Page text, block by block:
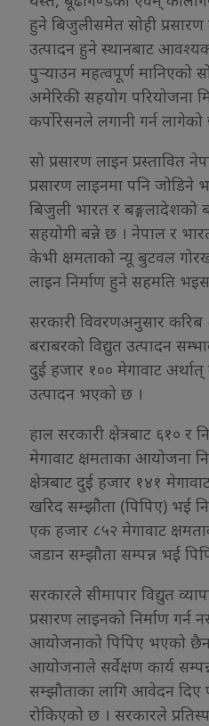
हुने बिजुलीसमेत सोही प्रसारण
उत्पादन हुने स्थानबाट
पुर्‍याउन महत्वपूर्ण मानिएको
अमेरिकी सहयोग परियोजना
कर्पोरेसनले लगानी गर्न लागेको
सो प्रसारण लाइन प्रस्तावित
प्रसारण लाइनमा पनि
बिजुली भारत र बङ्गलादेशको
सहयोगी बन्ने छ । नेपाल र
केभी क्षमताको न्यू बुटवल
लाइन निर्माण हुने सहमति
सरकारी विवरणअनुसार करिब
बराबरको विद्युत उत्पादन
दुई हजार १०० मेगावाट अर्थात्
उत्पादन भएको छ ।
हाल सरकारी क्षेत्रबाट ६१० र
मेगावाट क्षमताका आयोजना
क्षेत्रबाट दुई हजार १४१
खरिद सम्झौता (पिपिए) भई
एक हजार ८५२ मेगावाट
जडान सम्झौता सम्पन्न भई
सरकारले सीमापार विद्युत
प्रसारण लाइनको निर्माण
आयोजनाको पिपिए भएको छैन
आयोजनाले सर्वेक्षण कार्य
सम्झौताका लागि आवेदन दिए
रोकिएको छ । सरकारले